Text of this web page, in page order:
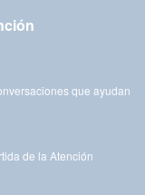
que ayudan
de la Atención